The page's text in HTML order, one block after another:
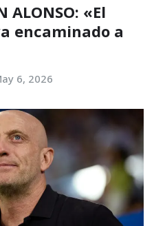
«El
encaminado a
6, 2026